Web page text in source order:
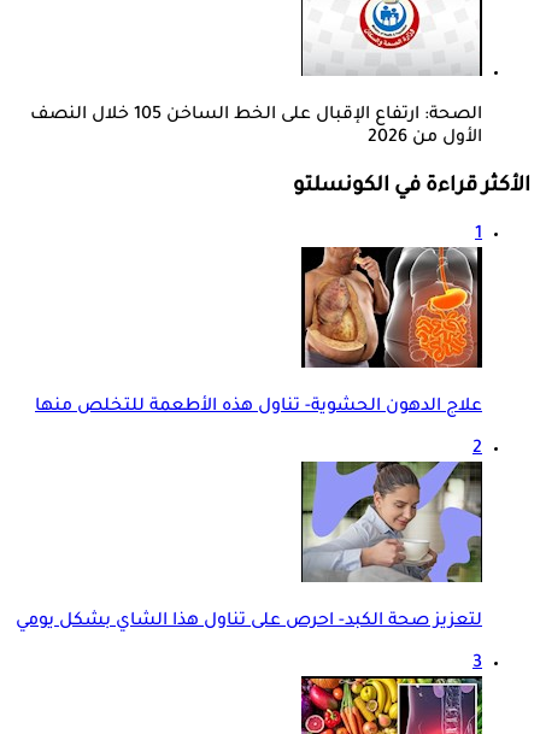
الصحة: ارتفاع الإقبال على الخط الساخن 105 خلال النصف
الأول من 2026
الأكثر قراءة في الكونسلتو
1
علاج الدهون الحشوية- تناول هذه الأطعمة للتخلص منها
2
لتعزيز صحة الكبد- احرص على تناول هذا الشاي بشكل يومي
3